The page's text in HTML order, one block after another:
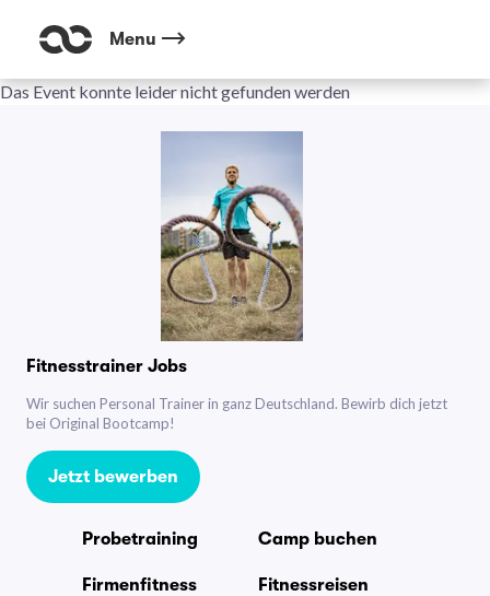
Menu
Das Event konnte leider nicht gefunden werden
Fitnesstrainer Jobs
Wir suchen Personal Trainer in ganz Deutschland. Bewirb dich jetzt
bei Original Bootcamp!
Jetzt bewerben
Probetraining Camp buchen
Firmenfitness Fitnessreisen